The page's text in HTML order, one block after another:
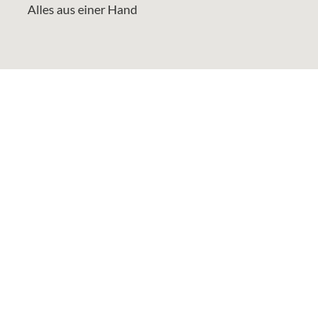
Alles aus einer Hand